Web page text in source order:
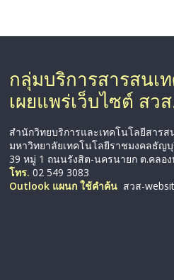
กลุ่มบริการสารสนเ
เผยแพร่เว็บไซต์ สว
สำนักวิทยบริการและเทคโนโลยีสารส
มหาวิทยาลัยเทคโนโลยีราชมงคลธัญ
39 หมู่ 1 ถนนรังสิต-นครนายก ต.คลอ
โทร. 02 549 3083
Outlook แผนก ใช้คำค้น สวส-